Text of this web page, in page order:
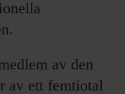
av den
av ett femtiotal